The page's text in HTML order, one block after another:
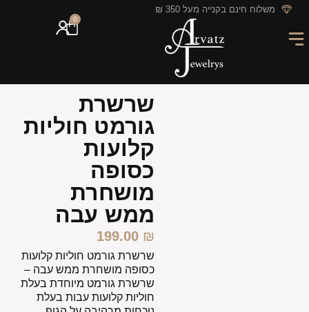
לתוכן משלוח חינם בקנייה מעל 350 ₪
0
שרשרת
גורמט חוליות
קלועות
כסופה
מושחרת
ממש עבה
199.00 ₪
שרשרת גורמט חוליות קלועות
כסופה מושחרת ממש עבה –
שרשרת גורמט מיוחדת בעלת
חוליות קלועות עבות בעלת